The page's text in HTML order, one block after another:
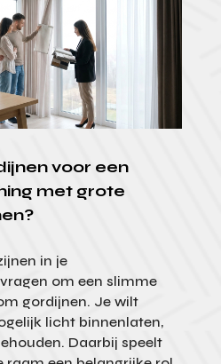
voor een
met grote
in je
om een slimme
gordijnen. Je wilt
licht binnenlaten,
Daarbij speelt